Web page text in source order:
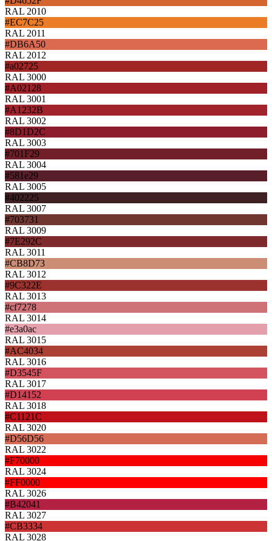
RAL 2010
#EC7C25
RAL 2011
#DB6A50
RAL 2012
#a02725
RAL 3000
#A02128
RAL 3001
#A1232B
RAL 3002
#8D1D2C
RAL 3003
#701F29
RAL 3004
#581e29
RAL 3005
#402225
RAL 3007
#703731
RAL 3009
#7E292C
RAL 3011
#CB8D73
RAL 3012
#9C322E
RAL 3013
#cf7278
RAL 3014
#e3a0ac
RAL 3015
#AC4034
RAL 3016
#D3545F
RAL 3017
#D14152
RAL 3018
#C1121C
RAL 3020
#D56D56
RAL 3022
#F70000
RAL 3024
#FF0000
RAL 3026
#B42041
RAL 3027
#CB3334
RAL 3028